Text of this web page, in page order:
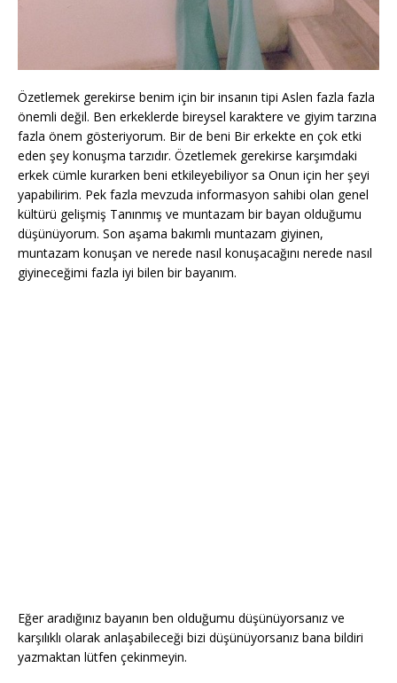
Özetlemek gerekirse benim için bir insanın tipi Aslen fazla fazla
önemli değil. Ben erkeklerde bireysel karaktere ve giyim tarzına
fazla önem gösteriyorum. Bir de beni Bir erkekte en çok etki
eden şey konuşma tarzıdır. Özetlemek gerekirse karşımdaki
erkek cümle kurarken beni etkileyebiliyor sa Onun için her şeyi
yapabilirim. Pek fazla mevzuda informasyon sahibi olan genel
kültürü gelişmiş Tanınmış ve muntazam bir bayan olduğumu
düşünüyorum. Son aşama bakımlı muntazam giyinen,
muntazam konuşan ve nerede nasıl konuşacağını nerede nasıl
giyineceğimi fazla iyi bilen bir bayanım.
Eğer aradığınız bayanın ben olduğumu düşünüyorsanız ve
karşılıklı olarak anlaşabileceği bizi düşünüyorsanız bana bildiri
yazmaktan lütfen çekinmeyin.